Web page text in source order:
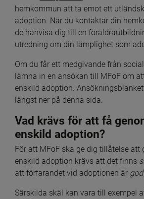
hemkommun att ta emot ett
adoption. När du kontaktar din
de hänvisa dig till en
utredning om din lämplighet som
Om du får ett medgivande från
lämna in en ansökan till MFoF om
enskild adoption.
längst ner på denna sida.
Vad krävs för att få
enskild adoption?
För att MFoF ska ge dig tillåtelse att
enskild adoption krävs att det finns
att förfarandet vid adoptionen är
Särskilda skäl kan vara till exempel